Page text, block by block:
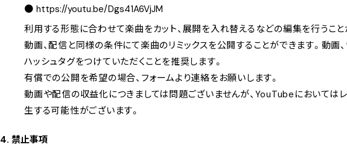
https://youtu.be/Dgs41A6VjJM
利用する形態に合わせて楽曲をカット、展開を入れ替えるなどの編集を行うこと
動画、配信と同様の条件にて楽曲のリミックスを公開することができます。動
ハッシュタグをつけていただくことを推奨します。
有償での公開を希望の場合、フォームより連絡をお願いします。
動画や配信の収益化につきましては問題ございませんが、YouTubeにおいて
生する可能性がございます。
4. 禁止事項